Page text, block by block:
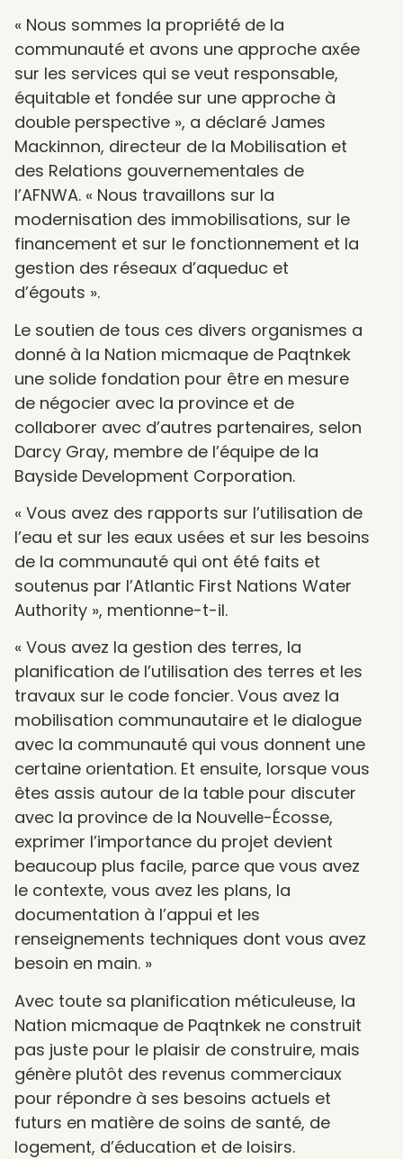
« Nous sommes la propriété de la
communauté et avons une approche axée
sur les services qui se veut responsable,
équitable et fondée sur une approche à
double perspective », a déclaré James
Mackinnon, directeur de la Mobilisation et
des Relations gouvernementales de
l’AFNWA. « Nous travaillons sur la
modernisation des immobilisations, sur le
financement et sur le fonctionnement et la
gestion des réseaux d’aqueduc et
d’égouts ».
Le soutien de tous ces divers organismes a
donné à la Nation micmaque de Paqtnkek
une solide fondation pour être en mesure
de négocier avec la province et de
collaborer avec d’autres partenaires, selon
Darcy Gray, membre de l’équipe de la
Bayside Development Corporation.
« Vous avez des rapports sur l’utilisation de
l’eau et sur les eaux usées et sur les besoins
de la communauté qui ont été faits et
soutenus par l’Atlantic First Nations Water
Authority », mentionne-t-il.
« Vous avez la gestion des terres, la
planification de l’utilisation des terres et les
travaux sur le code foncier. Vous avez la
mobilisation communautaire et le dialogue
avec la communauté qui vous donnent une
certaine orientation. Et ensuite, lorsque vous
êtes assis autour de la table pour discuter
avec la province de la Nouvelle-Écosse,
exprimer l’importance du projet devient
beaucoup plus facile, parce que vous avez
le contexte, vous avez les plans, la
documentation à l’appui et les
renseignements techniques dont vous avez
besoin en main. »
Avec toute sa planification méticuleuse, la
Nation micmaque de Paqtnkek ne construit
pas juste pour le plaisir de construire, mais
génère plutôt des revenus commerciaux
pour répondre à ses besoins actuels et
futurs en matière de soins de santé, de
logement, d’éducation et de loisirs.